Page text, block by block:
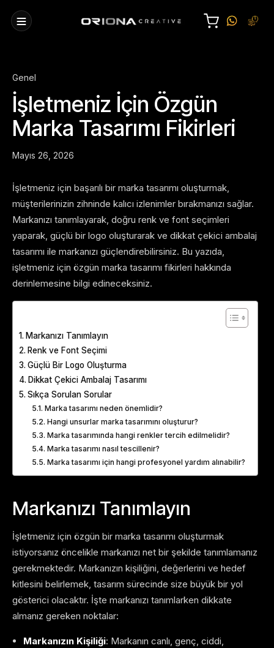
Genel
İşletmeniz İçin Özgün
Marka Tasarımı Fikirleri
Mayıs 26, 2026
İşletmeniz için başarılı bir marka tasarımı oluşturmak,
müşterilerinizin zihninde kalıcı izlenimler bırakmanızı sağlar.
Markanızı tanımlayarak, doğru renk ve font seçimleri
yaparak, güçlü bir logo oluşturarak ve dikkat çekici ambalaj
tasarımı ile markanızı güçlendirebilirsiniz. Bu yazıda,
işletmeniz için özgün marka tasarımı fikirleri hakkında
derinlemesine bilgi edineceksiniz.
Markanızı Tanımlayın
Renk ve Font Seçimi
Güçlü Bir Logo Oluşturma
Dikkat Çekici Ambalaj Tasarımı
Sıkça Sorulan Sorular
Marka tasarımı neden önemlidir?
Hangi unsurlar marka tasarımını oluşturur?
Marka tasarımında hangi renkler tercih edilmelidir?
Marka tasarımı nasıl tescillenir?
Marka tasarımı için hangi profesyonel yardım alınabilir?
Markanızı Tanımlayın
İşletmeniz için özgün bir marka tasarımı oluşturmak
istiyorsanız öncelikle markanızı net bir şekilde tanımlamanız
gerekmektedir. Markanızın kişiliğini, değerlerini ve hedef
kitlesini belirlemek, tasarım sürecinde size büyük bir yol
gösterici olacaktır. İşte markanızı tanımlarken dikkate
almanız gereken noktalar:
Markanızın Kişiliği: Markanın canlı, genç, ciddi,